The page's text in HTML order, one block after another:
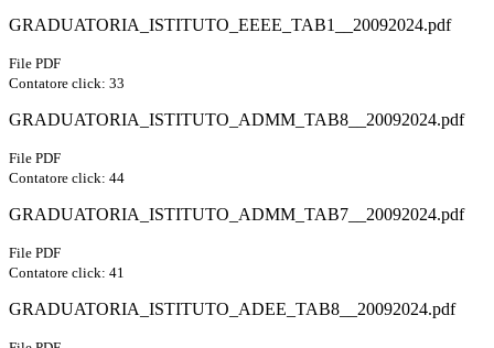
GRADUATORIA_ISTITUTO_EEEE_TAB1__20092024.pdf
File PDF
Contatore click: 33
GRADUATORIA_ISTITUTO_ADMM_TAB8__20092024.pdf
File PDF
Contatore click: 44
GRADUATORIA_ISTITUTO_ADMM_TAB7__20092024.pdf
File PDF
Contatore click: 41
GRADUATORIA_ISTITUTO_ADEE_TAB8__20092024.pdf